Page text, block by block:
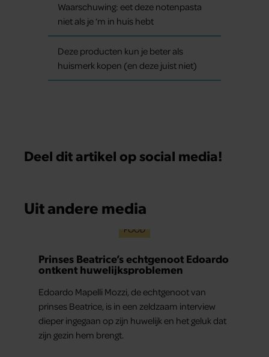
Waarschuwing: eet deze notenpasta
niet als je ‘m in huis hebt
Deze producten kun je beter als
huismerk kopen (en deze juist niet)
Deel dit artikel op social media!
Uit andere media
FOOD
Prinses Beatrice’s echtgenoot Edoardo
ontkent huwelijksproblemen
Edoardo Mapelli Mozzi, de echtgenoot van
prinses Beatrice, is in een zeldzaam interview
dieper ingegaan op zijn huwelijk en het geluk dat
zijn gezin hem brengt.